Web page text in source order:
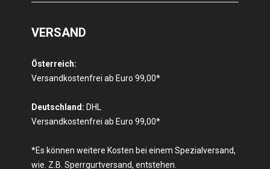
VERSAND
Österreich:
Versandkostenfrei ab Euro 99,00*
Deutschland: DHL
Versandkostenfrei ab Euro 99,00*
*Es können weitere Kosten bei einem Spezialversand,
wie. Z.B. Sperrgurtversand, entstehen.